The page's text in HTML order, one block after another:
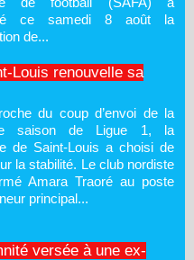
ce samedi 8 août la
de...
Louis renouvelle sa
du coup d’envoi de la
saison de Ligue 1, la
de Saint-Louis a choisi de
la stabilité. Le club nordiste
Amara Traoré au poste
principal...
versée à une ex-